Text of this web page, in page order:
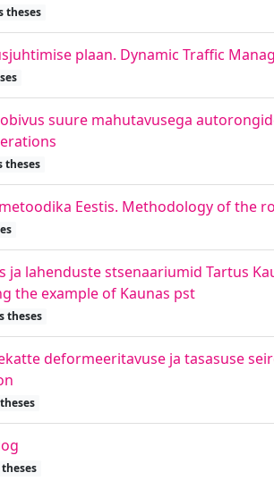
theses
plaan. Dynamic Traffic
suure mahutavusega
theses
Eestis. Methodology of the
ja lahenduste stsenaariumid Tartus
the example of Kaunas pst
theses
deformeeritavuse ja tasasuse